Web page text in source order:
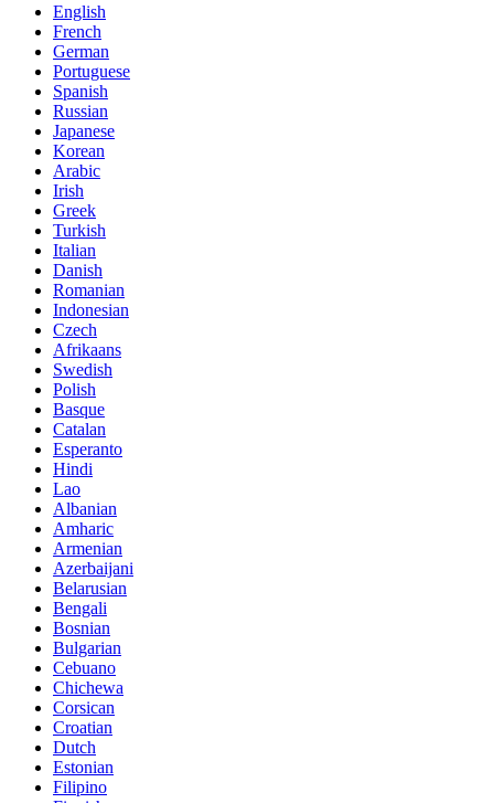
English
French
German
Portuguese
Spanish
Russian
Japanese
Korean
Arabic
Irish
Greek
Turkish
Italian
Danish
Romanian
Indonesian
Czech
Afrikaans
Swedish
Polish
Basque
Catalan
Esperanto
Hindi
Lao
Albanian
Amharic
Armenian
Azerbaijani
Belarusian
Bengali
Bosnian
Bulgarian
Cebuano
Chichewa
Corsican
Croatian
Dutch
Estonian
Filipino